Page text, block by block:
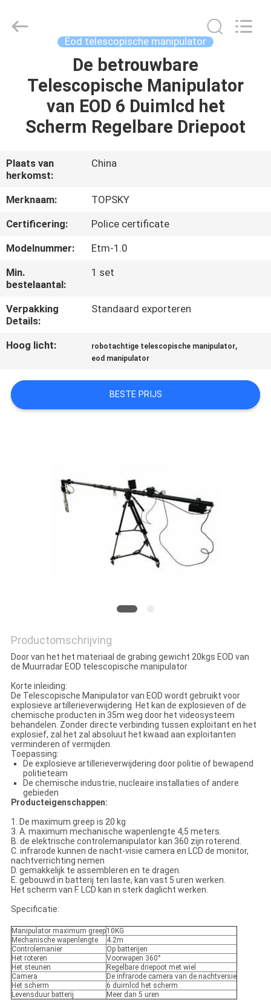
PRODUCTEN
ONS
FABRIEKSREIS
KWALITEITSCONTROLE
CONTACTEER
ONS
VERZOEK
CITAAT
SITEMAP
Rights
Eod telescopische manipulator
De betrouwbare
Telescopische Manipulator
van EOD 6 Duimlcd het
Scherm Regelbare Driepoot
Plaats van
herkomst:
China
Merknaam:
TOPSKY
Certificering:
Police certificate
Modelnummer:
Etm-1.0
Min.
bestelaantal:
1 set
Verpakking
Details:
Standaard exporteren
Hoog licht: robotachtige telescopische manipulator,
eod manipulator
BESTE PRIJS
Productomschrijving
Door van het het materiaal de grabing gewicht 20kgs EOD van
de Muurradar EOD telescopische manipulator
Korte inleiding:
De Telescopische Manipulator van EOD wordt gebruikt voor
explosieve artillerieverwijdering. Het kan de explosieven of de
chemische producten in 35m weg door het videosysteem
behandelen. Zonder directe verbinding tussen exploitant en het
explosief, zal het zal absoluut het kwaad aan exploitanten
verminderen of vermijden.
Toepassing:
De explosieve artillerieverwijdering door politie of bewapend
politieteam
De chemische industrie, nucleaire installaties of andere
gebieden
Producteigenschappen:
1. De maximum greep is 20 kg
3. A. maximum mechanische wapenlengte 4,5 meters.
B. de elektrische controlemanipulator kan 360 zijn roterend.
C. infrarode kunnen de nacht-visie camera en LCD de monitor,
nachtverrichting nemen
D. gemakkelijk te assembleren en te dragen.
E. gebouwd in batterij ten laste, kan vast 5 uren werken.
Het scherm van F. LCD kan in sterk daglicht werken.
Specificatie:
Manipulator maximum greep10KG
Mechanische wapenlengte
4.2m
Controlemanier
Op batterijen
Het roteren
Voorwapen 360°
Het steunen
Regelbare driepoot met wiel
Camera
De infrarode camera van de nachtversie
Het scherm
6 duimlcd het scherm
Levensduur batterij
Meer dan 5 uren